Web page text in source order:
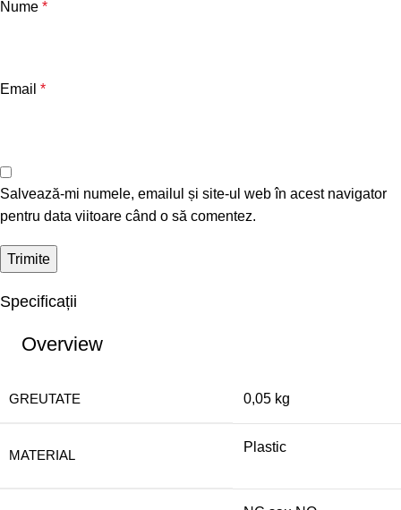
Nume *
Email *
Salvează-mi numele, emailul și site-ul web în acest navigator
pentru data viitoare când o să comentez.
Specificații
Overview
GREUTATE 0,05 kg
MATERIAL
Plastic